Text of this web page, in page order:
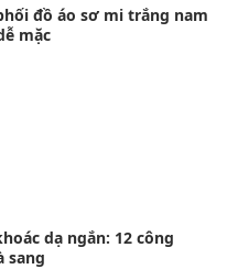
đồ áo sơ mi trắng nam
mặc
dạ ngắn: 12 công
sang